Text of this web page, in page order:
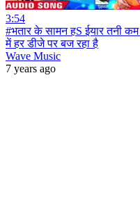
3:54
#भतार के सामन हS ईयार तनी कम
में हर डीजे पर बज रहा है
Wave Music
7 years ago